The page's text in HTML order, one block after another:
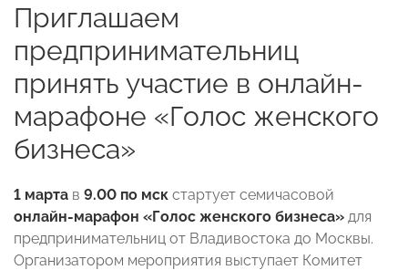
Приглашаем
предпринимательниц
принять участие в онлайн-
марафоне «Голос женского
бизнеса»
1 марта в 9.00 по мск стартует семичасовой
онлайн-марафон «Голос женского бизнеса» для
предпринимательниц от Владивостока до Москвы.
Организатором мероприятия выступает Комитет